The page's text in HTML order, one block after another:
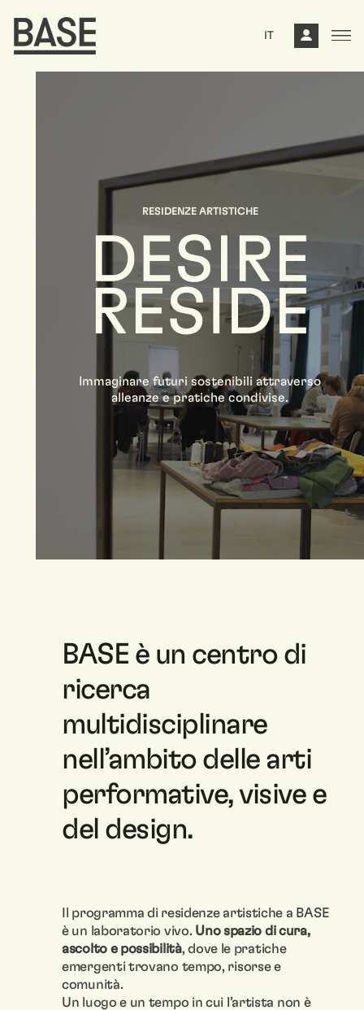
IT
RESIDENZE ARTISTICHE
Immaginare futuri sostenibili attraverso
alleanze e pratiche condivise.
BASE è un centro di
ricerca
multidisciplinare
nell’ambito delle arti
performative, visive e
del design.
Il programma di residenze artistiche a BASE
è un laboratorio vivo. Uno spazio di cura,
ascolto e possibilità, dove le pratiche
emergenti trovano tempo, risorse e
comunità.
Un luogo e un tempo in cui l’artista non è